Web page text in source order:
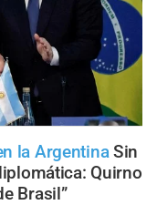
la Argentina Sin
Quirno
Brasil”